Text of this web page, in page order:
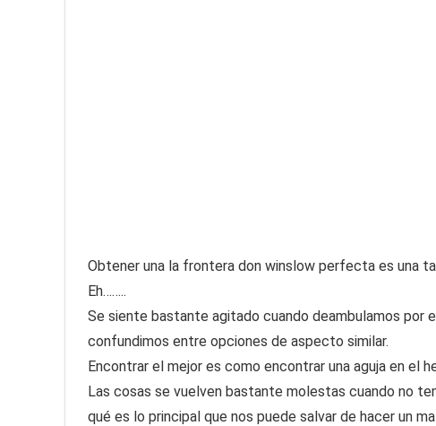
Obtener una la frontera don winslow perfecta es una
Eh……..
Se siente bastante agitado cuando deambulamos por
confundimos entre opciones de aspecto similar.
Encontrar el mejor es como encontrar una aguja en el
Las cosas se vuelven bastante molestas cuando no
qué es lo principal que nos puede salvar de hacer un